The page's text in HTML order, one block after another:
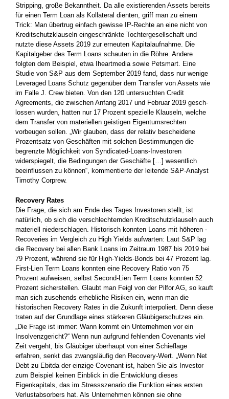
Stripping, große Bekanntheit. Da alle existierenden ­Assets bereits
für einen Term Loan als Kollateral dienten, griff man zu einem
Trick: Man übertrug einfach gewisse IP-Rechte an eine nicht von
Kreditschutzklauseln eingeschränkte Tochtergesellschaft und
nutzte diese Assets 2019 zur erneuten ­Kapitalaufnahme. Die
Kapitalgeber des Term Loans schauten in die Röhre. Andere
folgten dem Beispiel, etwa Iheartmedia sowie ­Petsmart. Eine
Studie von S&P aus dem September 2019 fand, dass nur wenige
Leveraged ­Loans Schutz gegenüber dem Transfer von Assets wie
im Falle J. Crew bieten. Von den 120 untersuchten ­Credit
Agreements, die zwischen Anfang 2017 und Februar 2019 gesch­
lossen wurden, ­hatten nur 17 Prozent spezielle Klauseln, welche
dem Transfer von materiellen geistigen Eigentumsrechten
vorbeugen sollen. „Wir glauben, dass der relativ bescheidene
Prozentsatz von Geschäften mit solchen Bestimmungen die
begrenzte Möglichkeit von Syndicated-Loans-Investoren
widerspiegelt, die ­Bedingungen der ­Geschäfte […] wesentlich
beeinflussen zu können“, kommentierte der leitende S&P-Analyst
Timothy Corprew.
Recovery Rates
Die Frage, die sich am Ende des Tages Investoren stellt, ist
natürlich, ob sich die verschlechternden Kreditschutzklauseln auch
­materiell niederschlagen. Historisch konnten Loans mit höheren ­
Recoveries im Vergleich zu High Yields aufwarten: Laut S&P lag
die Recovery bei allen Bank Loans im Zeitraum 1987 bis 2019 bei
79 Prozent, während sie für High-Yields-Bonds bei 47 Prozent lag.
First-Lien Term Loans konnten eine Recovery Ratio von 75
Prozent aufweisen, selbst Second-Lien Term Loans konnten 52
Prozent ­sicherstellen. Glaubt man Feigl von der Pilfor AG, so kauft
man sich zusehends erhebliche Risiken ein, wenn man die
historischen Recovery Rates in die Zukunft interpoliert. Denn diese
traten auf der Grundlage eines stärkeren Gläubigerschutzes ein.
„Die Frage ist immer: Wann kommt ein Unternehmen vor ein
Insolvenz­gericht?“ Wenn nun aufgrund fehlenden Covenants viel
Zeit vergeht, bis Gläubiger überhaupt von einer Schieflage
erfahren, senkt das zwangsläufig den Recovery-Wert. „Wenn Net
Debt zu Ebitda der einzige Covenant ist, haben Sie als Investor
zum Beispiel keinen Einblick in die Entwicklung dieses
Eigenkapitals, das im Stress­szenario die Funktion eines ersten
Verlustabsorbers hat. Als Unternehmen können sie ohne